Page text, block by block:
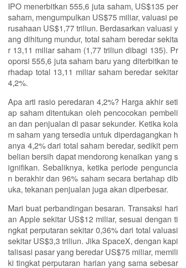
IPO menerbitkan 555,6 juta saham, US$135 per
saham, mengumpulkan US$75 miliar, valuasi pe
rusahaan US$1,77 triliun. Berdasarkan valuasi y
ang dihitung mundur, total saham beredar sekita
r 13,11 miliar saham (1,77 triliun dibagi 135). Pr
oporsi 555,6 juta saham baru yang diterbitkan te
rhadap total 13,11 miliar saham beredar sekitar
4,2%.
Apa arti rasio peredaran 4,2%? Harga akhir seti
ap saham ditentukan oleh pencocokan pembeli
an dan penjualan di pasar sekunder. Ketika kola
m saham yang tersedia untuk diperdagangkan h
anya 4,2% dari total saham beredar, sedikit pem
belian bersih dapat mendorong kenaikan yang s
ignifikan. Sebaliknya, ketika periode penguncia
n berakhir dan 96% saham secara bertahap dib
uka, tekanan penjualan juga akan diperbesar.
Mari buat perbandingan besaran. Transaksi hari
an Apple sekitar US$12 miliar, sesuai dengan ti
ngkat perputaran sekitar 0,36% dari total valuasi
sekitar US$3,3 triliun. Jika SpaceX, dengan kapi
talisasi pasar yang beredar US$75 miliar, memili
ki tingkat perputaran harian yang sama sebesar